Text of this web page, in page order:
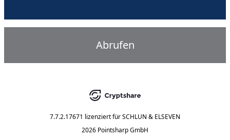
Abrufen
7.7.2.17671 lizenziert fürSCHLUN & ELSEVEN
2026 Pointsharp GmbH